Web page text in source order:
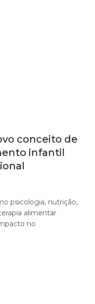
conceito de
infantil
psicologia, nutrição,
alimentar
no